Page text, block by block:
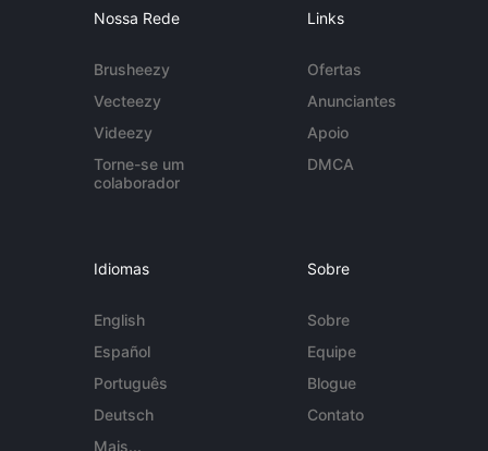
Nossa Rede
Brusheezy
Vecteezy
Videezy
Torne-se um
colaborador
Links
Ofertas
Anunciantes
Apoio
DMCA
Idiomas
English
Español
Português
Deutsch
Mais...
Sobre
Sobre
Equipe
Blogue
Contato